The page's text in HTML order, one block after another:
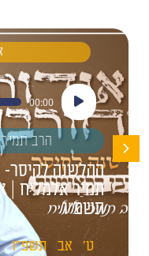
נגן
אודיו
00:00
הרב
ההלשנה לקיסר-
תמיר אלמליח |
תשפ"ו
ט' אב תשפ"ו